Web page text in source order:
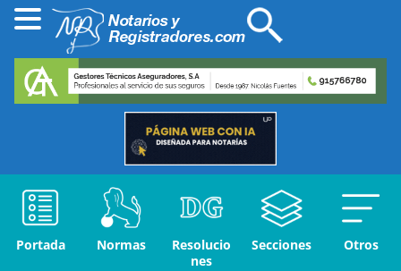
Portada Normas
Resolucio
nes
Secciones Otros